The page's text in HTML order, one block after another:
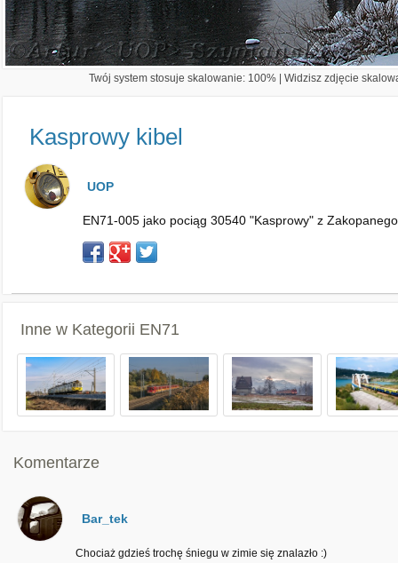
Twój system stosuje skalowanie: 100% | Widzisz zdjęcie
Kasprowy kibel
UOP
EN71-005 jako pociąg 30540 "Kasprowy" z
Inne w Kategorii EN71
Komentarze
Bar_tek
Chociaż gdzieś trochę śniegu w zimie się znalazło :)